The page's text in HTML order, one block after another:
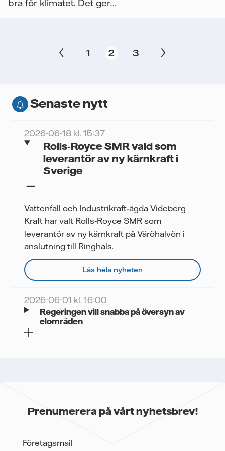
bra för klimatet. Det ger
1 2 3
Senaste nytt
2026-06-18 kl. 15:37
Rolls‑Royce SMR vald som
leverantör av ny kärnkraft i
Sverige
Vattenfall och Industrikraft-ägda Videberg
Kraft har valt Rolls‑Royce SMR som
leverantör av ny kärnkraft på Väröhalvön i
anslutning till Ringhals.
Läs hela nyheten
2026-06-01 kl. 16:00
Regeringen vill snabba på översyn av
elområden
Prenumerera på vårt nyhetsbrev!
Företagsmail